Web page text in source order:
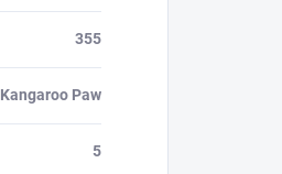
355
Kangaroo Paw
5